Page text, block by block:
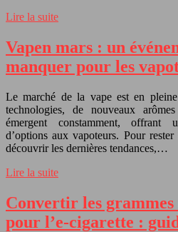
Lire la suite
Vapen mars : un
manquer pour les
Le marché de la vape est en
technologies, de nouveaux
émergent constamment, offrant
d’options aux vapoteurs. Pour
découvrir les dernières tendances,…
Lire la suite
Convertir les
pour l’e-cigarette :